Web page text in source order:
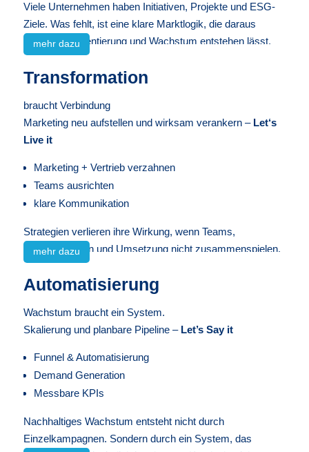
Viele Unternehmen haben Initiativen, Projekte und ESG-
Ziele. Was fehlt, ist eine klare Marktlogik, die daraus
Relevanz, Orientierung und Wachstum entstehen lässt.
Genau hier setzt die Strategiephase an.
mehr dazu
Transformation
braucht Verbindung
Marketing neu aufstellen und wirksam verankern – Let‘s
Live it
Marketing + Vertrieb verzahnen
Teams ausrichten
klare Kommunikation
Strategien verlieren ihre Wirkung, wenn Teams,
Kommunikation und Umsetzung nicht zusammenspielen.
Transformation entsteht dort, wo Marke, Marketing,
Vertrieb und Organisation gemeinsam Richtung
entwickeln.
Ich verbinde Strategie, Marke und Nachhaltigkeit zu einem
klaren Zukunftsbild intern wie extern.
klare Prioritäten
fokussierte Kommunikation
strategische
mehr dazu
Automatisierung
Wachstum braucht ein System.
Skalierung und planbare Pipeline – Let’s Say it
Funnel & Automatisierung
Demand Generation
Messbare KPIs
Nachhaltiges Wachstum entsteht nicht durch
Einzelkampagnen. Sondern durch ein System, das